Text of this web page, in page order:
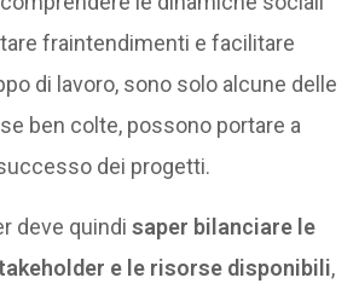
fraintendimenti e facilitare
di lavoro, sono solo alcune delle
ben colte, possono portare a
dei progetti.
deve quindisaper bilanciare le
e le risorse disponibili,